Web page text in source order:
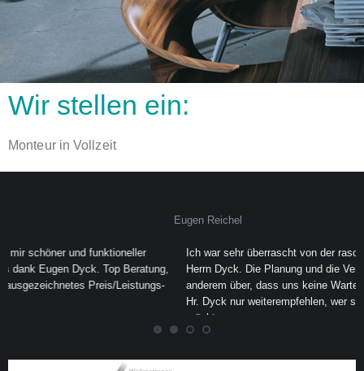
Wir stellen ein:
Monteur in Vollzeit
Ich war sehr überrascht von der raschen und perfekten Arbeit vom
Herrn Dyck. Die Planung und die Verwirklichung ging in ein nach dem
anderem über, dass uns keine Wartezeiten entstanden sind. Ich kann
Hr. Dyck nur weiterempfehlen, wer sorgenfreineine Küche kaufen